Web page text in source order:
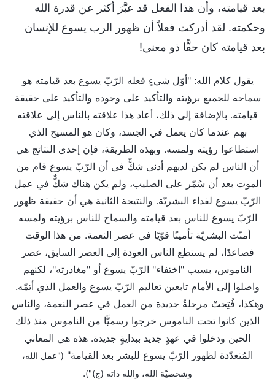
بعد قيامته، وأن هذا الفعل قد عبَّرَ أكثر عن قدرة الله
وحكمته. لقد أدركت فعلاً أن ظهور الرب يسوع للإنسان
بعد قيامته كان حقًّا ذو معنى!
يقول كلام الله: "أوّل شيءٍ فعله الرّبّ يسوع بعد قيامته هو
سماحه للجميع برؤيته والتأكيد على وجوده والتأكيد على حقيقة
قيامته. بالإضافة إلى ذلك، أعاد هذا علاقته بالناس إلى علاقته
بهم عندما كان يعمل في الجسد، وكان هو المسيح الذي
استطاعوا رؤيته ولمسه. وبهذه الطريقة، فإن إحدى النتائج هي
أن الناس لم يكن لديهم أدنى شكٍّ في أن الرّبّ يسوع قام من
الموت بعد أن سُمّر على الصليب، ولم يكن هناك شكٌّ في عمل
الرّبّ يسوع لفداء البشريّة. والنتيجة الثانية هي أن حقيقة ظهور
الرّبّ يسوع للناس بعد قيامته والسماح للناس برؤيته ولمسه
أمنّت البشريّة تأمينًا قوّيًا في عصر النعمة. من هذا الوقت
فصاعدًا، لم يستطع الناس العودة إلى العصر السابق، عصر
الناموس، بسبب "اختفاء" الرّبّ يسوع أو "مغادرته"، لكنهم
واصلوا إلى الأمام تابعين تعاليم الرّبّ يسوع والعمل الذي أتمّه.
وهكذا، فُتِحتْ مرحلةٌ جديدة من العمل في عصر النعمة، والناس
الذين كانوا تحت الناموس خرجوا رسميًّا من الناموس منذ ذلك
الحين ودخلوا في عهدٍ جديد ببدايةٍ جديدة. هذه هي المعاني
المُتعدّدة لظهور الرّبّ يسوع للبشر بعد القيامة" ("عمل الله،
وشخصيّة الله، والله ذاته (ج)").